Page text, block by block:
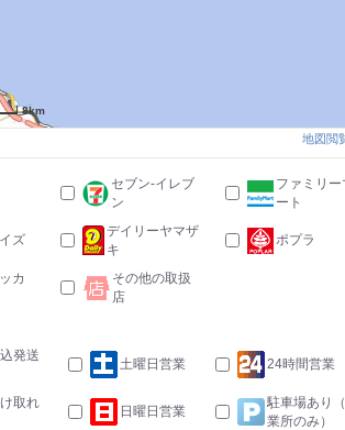
8km
地図閲
セブン-イレブ
ン
ファミリー
ート
ズ
デイリーヤマザ
キ
ポプラ
カ
その他の取扱
店
発送
土曜日営業 24時間営業
取れ
日曜日営業
駐車場あり
業所のみ）